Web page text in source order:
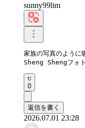
sunny99lim
家族の写真のように
Sheng Shengフォト
0
返信を書く
2026.07.01 23:28